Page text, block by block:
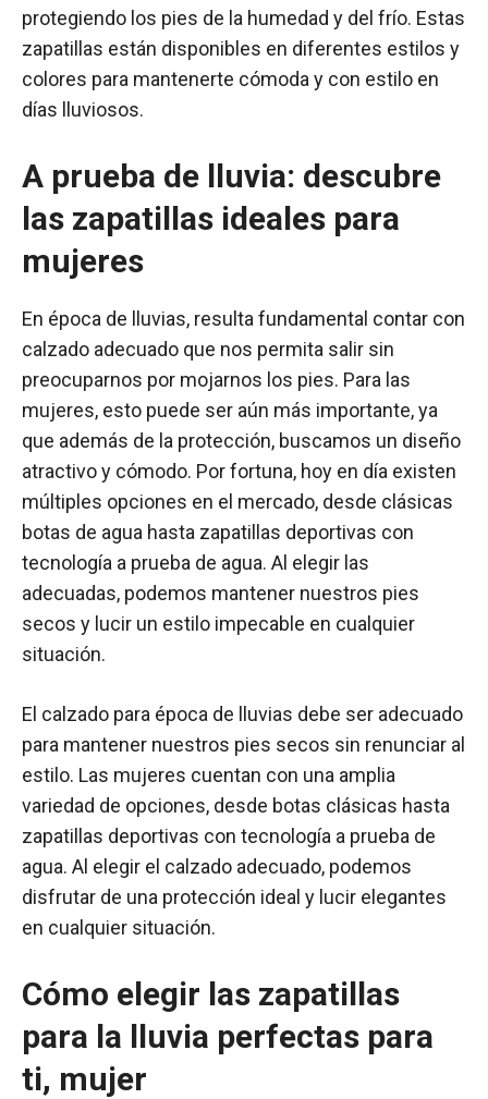
protegiendo los pies de la humedad y del frío. Estas
zapatillas están disponibles en diferentes estilos y
colores para mantenerte cómoda y con estilo en
días lluviosos.
A prueba de lluvia: descubre
las zapatillas ideales para
mujeres
En época de lluvias, resulta fundamental contar con
calzado adecuado que nos permita salir sin
preocuparnos por mojarnos los pies. Para las
mujeres, esto puede ser aún más importante, ya
que además de la protección, buscamos un diseño
atractivo y cómodo. Por fortuna, hoy en día existen
múltiples opciones en el mercado, desde clásicas
botas de agua hasta zapatillas deportivas con
tecnología a prueba de agua. Al elegir las
adecuadas, podemos mantener nuestros pies
secos y lucir un estilo impecable en cualquier
situación.
El calzado para época de lluvias debe ser adecuado
para mantener nuestros pies secos sin renunciar al
estilo. Las mujeres cuentan con una amplia
variedad de opciones, desde botas clásicas hasta
zapatillas deportivas con tecnología a prueba de
agua. Al elegir el calzado adecuado, podemos
disfrutar de una protección ideal y lucir elegantes
en cualquier situación.
Cómo elegir las zapatillas
para la lluvia perfectas para
ti, mujer